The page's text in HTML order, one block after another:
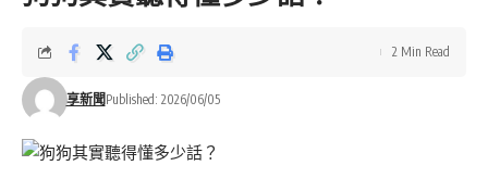
享新聞 Published: 2026/06/05
2 Min Read